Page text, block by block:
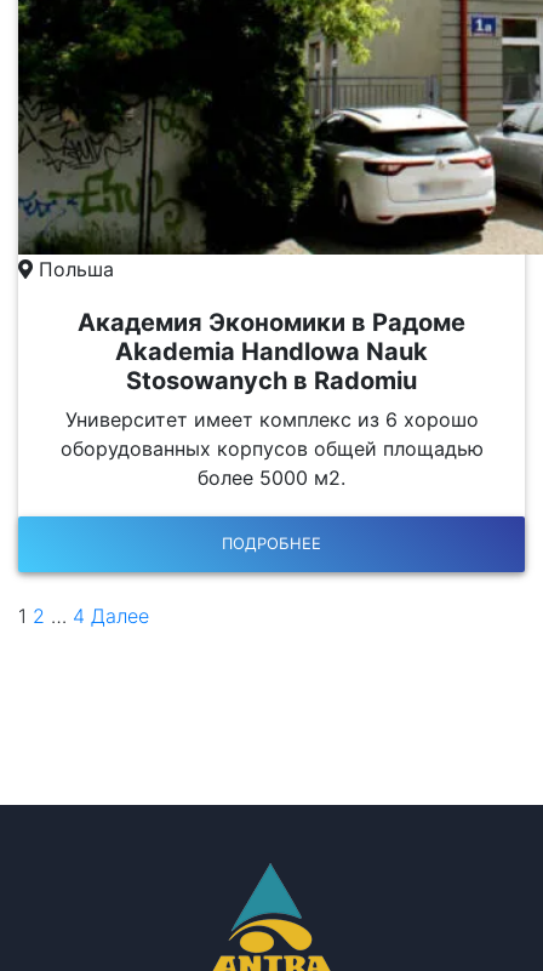
Польша
Академия Экономики в Радоме
Akademia Handlowa Nauk
Stosowanych в Radomiu
Университет имеет комплекс из 6 хорошо
оборудованных корпусов общей площадью
более 5000 м2.
ПОДРОБНЕЕ
1 2 … 4 Далее